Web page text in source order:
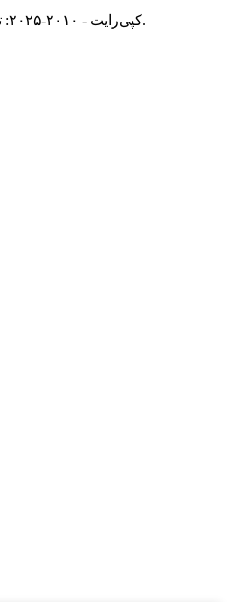
© کپی‌رایت - ۲۰۱۰-۲۰۲۵: تمامی حقوق محفوظ است.